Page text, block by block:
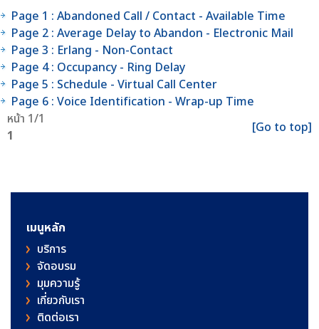
Page 1 : Abandoned Call / Contact - Available Time
Page 2 : Average Delay to Abandon - Electronic Mail
Page 3 : Erlang - Non-Contact
Page 4 : Occupancy - Ring Delay
Page 5 : Schedule - Virtual Call Center
Page 6 : Voice Identification - Wrap-up Time
หน้า 1/1
1
[Go to top]
เมนูหลัก
บริการ
จัดอบรม
มุมความรู้
เกี่ยวกับเรา
ติดต่อเรา